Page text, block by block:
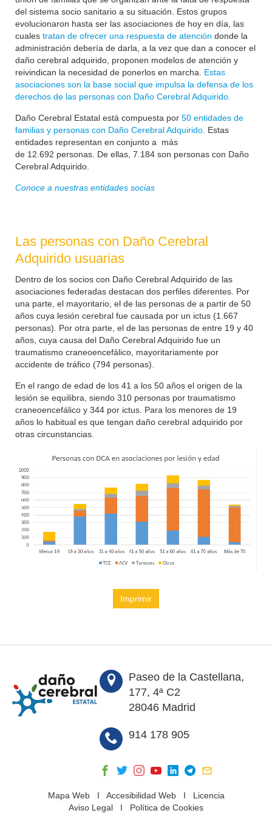
del sistema socio sanitario a su situación. Estos grupos
evolucionaron hasta ser las asociaciones de hoy en día, las
cuales tratan de ofrecer una respuesta de atención donde la
administración debería de darla, a la vez que dan a conocer el
daño cerebral adquirido, proponen modelos de atención y
reivindican la necesidad de ponerlos en marcha. Estas
asociaciones son la base social que impulsa la defensa de los
derechos de las personas con Daño Cerebral Adquirido.
Daño Cerebral Estatal está compuesta por 50 entidades de
familias y personas con Daño Cerebral Adquirido. Estas
entidades representan en conjunto a más
de 12.692 personas. De ellas, 7.184 son personas con Daño
Cerebral Adquirido.
Conoce a nuestras entidades socias
Las personas con Daño Cerebral
Adquirido usuarias
Dentro de los socios con Daño Cerebral Adquirido de las
asociaciones federadas destacan dos perfiles diferentes. Por
una parte, el mayoritario, el de las personas de a partir de 50
años cuya lesión cerebral fue causada por un ictus (1.667
personas). Por otra parte, el de las personas de entre 19 y 40
años, cuya causa del Daño Cerebral Adquirido fue un
traumatismo craneoencefálico, mayoritariamente por
accidente de tráfico (794 personas).
En el rango de edad de los 41 a los 50 años el origen de la
lesión se equilibra, siendo 310 personas por traumatismo
craneoencefálico y 344 por ictus. Para los menores de 19
años lo habitual es que tengan daño cerebral adquirido por
otras circunstancias.
Imprimir
Paseo de la Castellana,
177, 4ª C2
28046 Madrid
914 178 905
Mapa WebI Accesibilidad WebI Licencia
Aviso Legal I Política de Cookies